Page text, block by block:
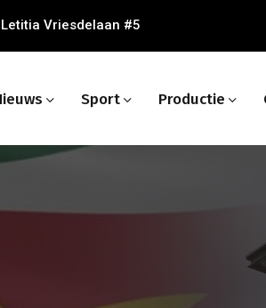
Letitia Vriesdelaan #5
Sport Productie